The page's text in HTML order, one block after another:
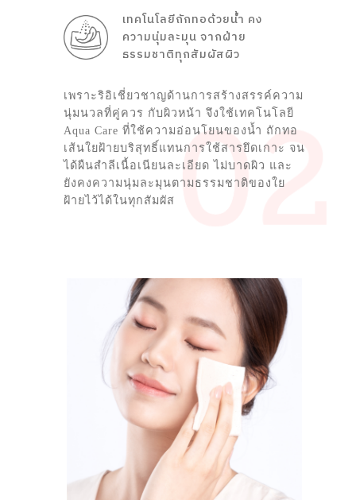
เทคโนโลยีถักทอด้วยน้ำ คง
ความนุ่มละมุน จากฝ้าย
ธรรมชาติทุกสัมผัสผิว
เพราะริอิเชี่ยวชาญด้านการสร้างสรรค์ความ
นุ่มนวลที่คู่ควร กับผิวหน้า จึงใช้เทคโนโลยี
Aqua Care ที่ใช้ความอ่อนโยนของน้ำ ถักทอ
เส้นใยฝ้ายบริสุทธิ์แทนการใช้สารยึดเกาะ จน
ได้ผืนสำลีเนื้อเนียนละเอียด ไม่บาดผิว และ
ยังคงความนุ่มละมุนตามธรรมชาติของใย
ฝ้ายไว้ได้ในทุกสัมผัส